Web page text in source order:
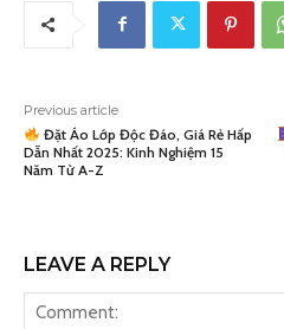
Previous article
Đặt Áo Lớp Độc Đáo, Giá Rẻ Hấp
Dẫn Nhất 2025: Kinh Nghiệm 15
Năm Từ A-Z
LEAVE A REPLY